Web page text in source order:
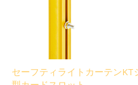
セーフティライトカーテン